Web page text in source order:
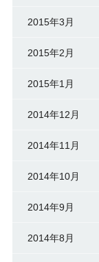
2015年3月
2015年2月
2015年1月
2014年12月
2014年11月
2014年10月
2014年9月
2014年8月